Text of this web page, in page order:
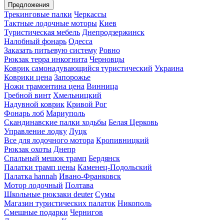
Предложения
Трекинговые палки Черкассы
Тактные лодочные моторы Киев
Туристическая мебель Днепродзержинск
Налобный фонарь Одесса
Заказать питьевую систему Ровно
Рюкзак терра инкогнита Черновцы
Коврик самонадувающийся туристический Украина
Коврики цена Запорожье
Ножи трамонтина цена Винница
Гребной винт Хмельницкий
Надувной коврик Кривой Рог
Фонарь лоб Мариуполь
Скандинавские палки ходьбы Белая Церковь
Управление лодку Луцк
Все для лодочного мотора Кропивницкий
Рюкзак охоты Днепр
Спальный мешок трамп Бердянск
Палатки трамп цены Каменец-Подольский
Палатка hannah Ивано-Франковск
Мотор лодочный Полтава
Школьные рюкзаки deuter Сумы
Магазин туристических палаток Никополь
Смешные подарки Чернигов